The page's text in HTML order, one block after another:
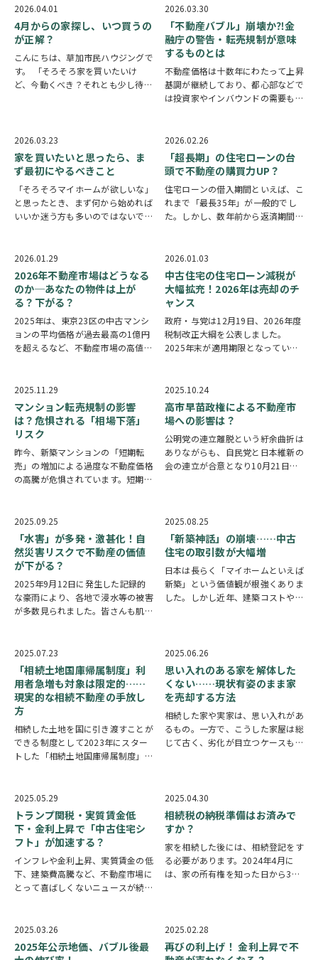
材や設備の原料のひとつです。
「ナフサ・ショック」に伴い、多く
の住宅・設備メーカ…
中で「これって当たり前だけど、な
んでだろう？」と思うような設備や
仕組みって意外…
2026.04.01
4月からの家探し、いつ買うの
が正解？
こんにちは、草加市民ハウジングで
す。 「そろそろ家を買いたいけ
ど、今動くべき？それとも少し待っ
グは人によって違う”のが本音で
す。ただし、判断する…
2026.03.30
「不動産バブル」崩壊か⁈金
融庁の警告・転売規制が意味
するものとは
不動産価格は十数年にわたって上昇
基調が継続しており、都心部などで
は投資家やインバウンドの需要も後
います。 一方、金融庁は2月、不動
産業向けの融資が増加していること
を懸念し、一部…
2026.03.23
家を買いたいと思ったら、ま
ず最初にやるべきこと
「そろそろマイホームが欲しいな」
と思ったとき、まず何から始めれば
いいか迷う方も多いのではないでし
決めること」**です。 ■ いくら借
りられるかを把握する 住宅購入で
は、多くの方…
2026.02.26
「超長期」の住宅ローンの台
頭で不動産の購買力UP？
住宅ローンの借入期間といえば、こ
れまで「最長35年」が一般的でし
た。しかし、数年前から返済期間
のは、不動産価格や建築費の高騰、
金利上昇などです。 返済期間を延
ばすことで、購入検…
2026.01.29
2026年不動産市場はどうなる
のか─あなたの物件は上が
る？下がる？
2025年は、東京23区の中古マンシ
ョンの平均価格が過去最高の1億円
を超えるなど、不動産市場の高値基
ストの上昇、円安などを背景に、中
古住宅への需要は引き続き底堅く推
移しています…
2026.01.03
中古住宅の住宅ローン減税が
大幅拡充！2026年は売却のチ
ャンス
政府・与党は12月19日、2026年度
税制改正大綱を公表しました。
2025年末が適用期限となっていた
くに中古住宅は借入限度額・控除期
間ともに大幅に拡充されており、
2026年以降…
2025.11.29
マンション転売規制の影響
は？危惧される「相場下落」
リスク
昨今、新築マンションの「短期転
売」の増加による過度な不動産価格
の高騰が危惧されています。短期転
資家の投機目的によるマンション購
入が増え、ただでさえインフレや地
価の上昇、建築費の…
2025.10.24
高市早苗政権による不動産市
場への影響は？
公明党の連立離脱という紆余曲折は
ありながらも、自民党と日本維新の
会の連立が合意となり10月21日、
じられています。 新内閣が発足し
た21日には、…
2025.09.25
「水害」が多発・激甚化！自
然災害リスクで不動産の価値
が下がる？
2025年9月12日に発生した記録的
な豪雨により、各地で浸水等の被害
が多数見られました。皆さんも肌で
地球温暖化によって今後もこの傾向
が続くと予想されています。 実は
自然災害と不…
2025.08.25
「新築神話」の崩壊……中古
住宅の取引数が大幅増
日本は長らく「マイホームといえば
新築」という価値観が根強くありま
した。しかし近年、建築コストや物
規模などを表す産業活動指数は、
2016年頃にマン…
2025.07.23
「相続土地国庫帰属制度」利
用者急増も対象は限定的……
現実的な相続不動産の手放し
方
相続した土地を国に引き渡すことが
できる制度として2023年にスター
トした「相続土地国庫帰属制度」で
2024年度の利用数は1,229件と4倍
以上に増加し、2025年5月31日時
点…
2025.06.26
思い入れのある家を解体した
くない……現状有姿のまま家
を売却する方法
相続した家や実家は、思い入れがあ
るもの。一方で、こうした家屋は総
じて古く、劣化が目立つケースも少
りますが、最近は現状有姿のまま売
却したいという声…
2025.05.29
トランプ関税・実質賃金低
下・金利上昇で「中古住宅シ
フト」が加速する？
インフレや金利上昇、実質賃金の低
下、建築費高騰など、不動産市場に
とって喜ばしくないニュースが続い
れます。 ただ、これらの事象は不
動産の需要を低減させうるものであ
っても、安価で選…
2025.04.30
相続税の納税準備はお済みで
すか？
家を相続した後には、相続登記をす
る必要があります。2024年4月に
は、家の所有権を知った日から3年
りない場合はすみやかに相続登記を
して家を売却す…
2025.03.26
2025年公示地価、バブル後最
2025.02.28
再びの利上げ！ 金利上昇で不